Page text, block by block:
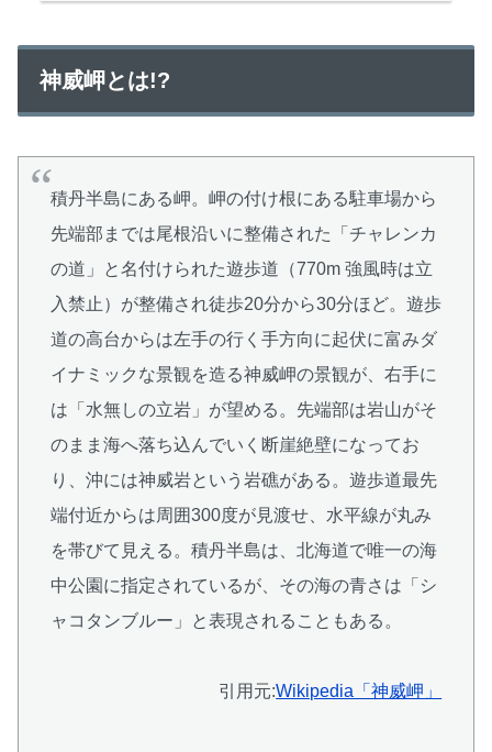
神威岬とは!?
積丹半島にある岬。岬の付け根にある駐車場から
先端部までは尾根沿いに整備された「チャレンカ
の道」と名付けられた遊歩道（770m 強風時は立
入禁止）が整備され徒歩20分から30分ほど。遊歩
道の高台からは左手の行く手方向に起伏に富みダ
イナミックな景観を造る神威岬の景観が、右手に
は「水無しの立岩」が望める。先端部は岩山がそ
のまま海へ落ち込んでいく断崖絶壁になってお
り、沖には神威岩という岩礁がある。遊歩道最先
端付近からは周囲300度が見渡せ、水平線が丸み
を帯びて見える。積丹半島は、北海道で唯一の海
中公園に指定されているが、その海の青さは「シ
ャコタンブルー」と表現されることもある。
引用元:Wikipedia「神威岬」